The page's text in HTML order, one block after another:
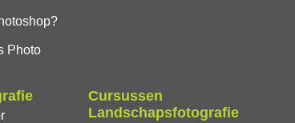
Photo
Cursussen
Landschapsfotografie